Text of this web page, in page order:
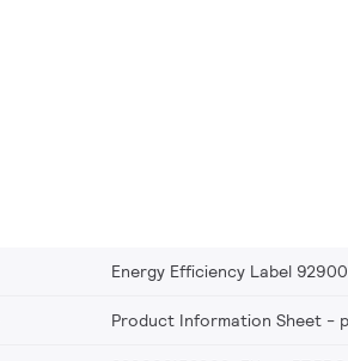
Energy Efficiency Label
Product Information Sheet